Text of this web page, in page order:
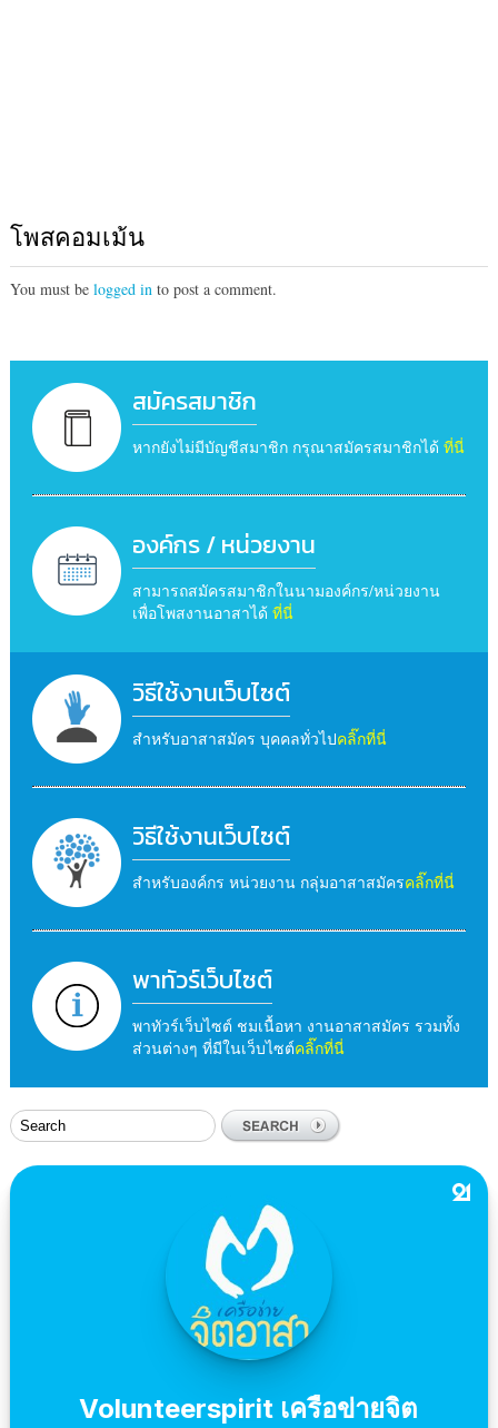
โพสคอมเม้น
You must be logged in to post a comment.
สมัครสมาชิก
หากยังไม่มีบัญชีสมาชิก กรุณาสมัครสมาชิกได้ ที่นี่
องค์กร / หน่วยงาน
สามารถสมัครสมาชิกในนามองค์กร/หน่วยงาน
เพื่อโพสงานอาสาได้ ที่นี่
วิธีใช้งานเว็บไซต์
สำหรับอาสาสมัคร บุคคลทั่วไปคลิ๊กที่นี่
วิธีใช้งานเว็บไซต์
สำหรับองค์กร หน่วยงาน กลุ่มอาสาสมัครคลิ๊กที่นี่
พาทัวร์เว็บไซต์
พาทัวร์เว็บไซต์ ชมเนื้อหา งานอาสาสมัคร รวมทั้ง
ส่วนต่างๆ ที่มีในเว็บไซต์คลิ๊กที่นี่